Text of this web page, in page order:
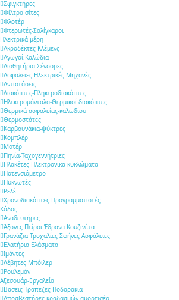
Σφιγκτήρες
Φίλτρα σίτες
Φλοτέρ
Φτερωτές-Σαλίγκαροι
Ηλεκτρικά μέρη
Ακροδέκτες Κλέμενς
Αγωγοί-Καλώδια
Αισθητήρια-Σένσορες
Ασφάλειες-Ηλεκτρικές Μηχανές
Αντιστάσεις
Διακόπτες-Πληκτροδιακόπτες
Ηλεκτρομάνταλα-Θερμικοί διακόπτες
Θερμικά ασφαλείας-καλωδίου
Θερμοστάτες
Καρβουνάκια-ψύκτρες
Κομπλέρ
Μοτέρ
Πηνία-Ταχογεννήτριες
Πλακέτες-Ηλεκτρονικά κυκλώματα
Ποτενσιόμετρο
Πυκνωτές
Ρελέ
Χρονοδιακόπτες-Προγραμματιστές
Κάδος
Αναδευτήρες
Άξονες Πείροι Έδρανα Κουζινέτα
Γρανάζια Τροχαλίες Σφήνες Ασφάλειες
Ελατήρια Ελάσματα
Ιμάντες
Λέβητες Μπόιλερ
Ρουλεμάν
Αξεσουάρ-Εργαλεία
Βάσεις-Τράπεζες-Ποδαράκια
Αποσβεστήρες κραδασμών αμορτισέρ